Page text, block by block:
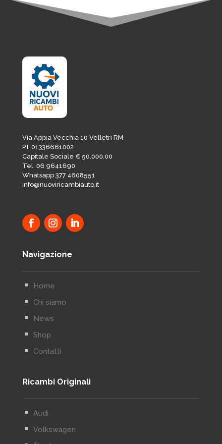
Via Appia Vecchia 10 Velletri RM
P.I. 01336661002
Capitale Sociale € 50.000,00
Tel. 06 9641690
Whatsapp 377 4608551
info@nuoviricambiauto.it
Navigazione
^ Home
^ Chi siamo
^ News
^ Shop
^ Contatti
Ricambi Originali
^ Audi
^ Volkswagen